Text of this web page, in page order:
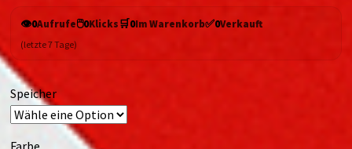
👁️0Aufrufe🖱️0Klicks🛒0Im Warenkorb✅0Verkauft
(letzte 7 Tage)
Speicher
Farbe